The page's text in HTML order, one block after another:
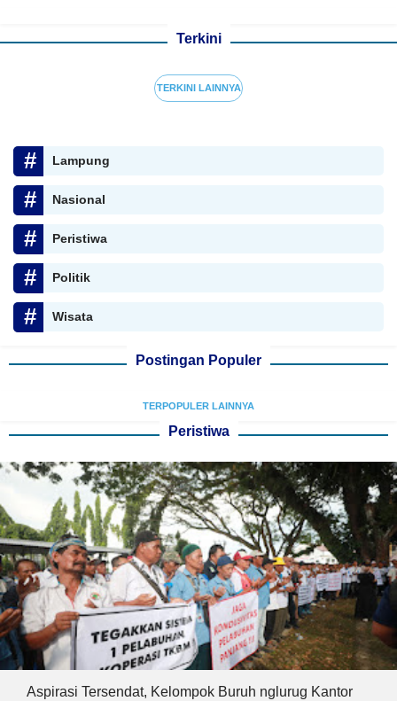
Terkini
TERKINI LAINNYA
Lampung
Nasional
Peristiwa
Politik
Wisata
Postingan Populer
TERPOPULER LAINNYA
Peristiwa
Aspirasi Tersendat, Kelompok Buruh nglurug Kantor